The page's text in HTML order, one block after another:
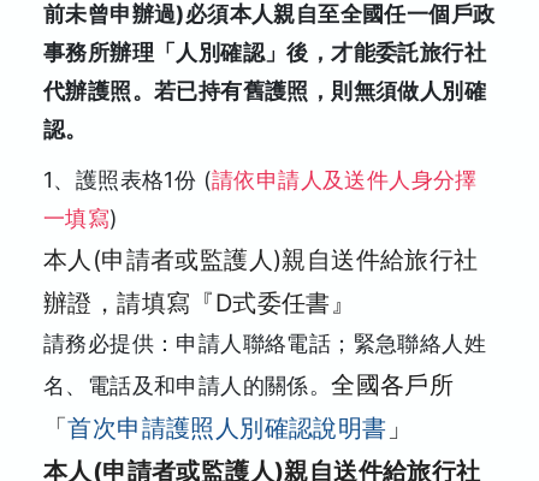
前未曾申辦過)必須本人親自至全國任一個戶政
事務所辦理「人別確認」後，才能委託旅行社
代辦護照。若已持有舊護照，則無須做人別確
認。
1、護照表格1份 (請依申請人及送件人身分擇
一填寫)
本人(申請者或監護人)親自送件給旅行社
辦證，請填寫『D式委任書』
請務必提供：申請人聯絡電話；緊急聯絡人姓
名、電話及和申請人的關係。全國各戶所
「首次申請護照人別確認說明書 」
本人(申請者或監護人)親自送件給旅行社